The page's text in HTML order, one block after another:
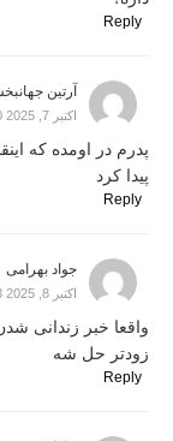
Reply
آرتین
اکتبر 7, 2025 at 11:00 ب.ظ
پدرم در اومده که
پیدا کرد
Reply
جواد بهرامی
اکتبر 8, 2025 at 6:23 ب.ظ
واقعا خبر زندانی
زودتر حل شه
Reply